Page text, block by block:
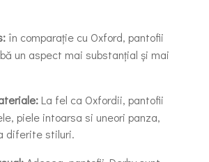
în comparație cu Oxford, pantofii
un aspect mai substanțial și mai
La fel ca Oxfordii, pantofii
piele intoarsa si uneori panza,
diferite stiluri.